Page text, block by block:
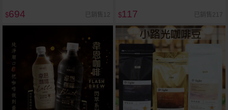
$694 已銷售12 $117 已銷售217